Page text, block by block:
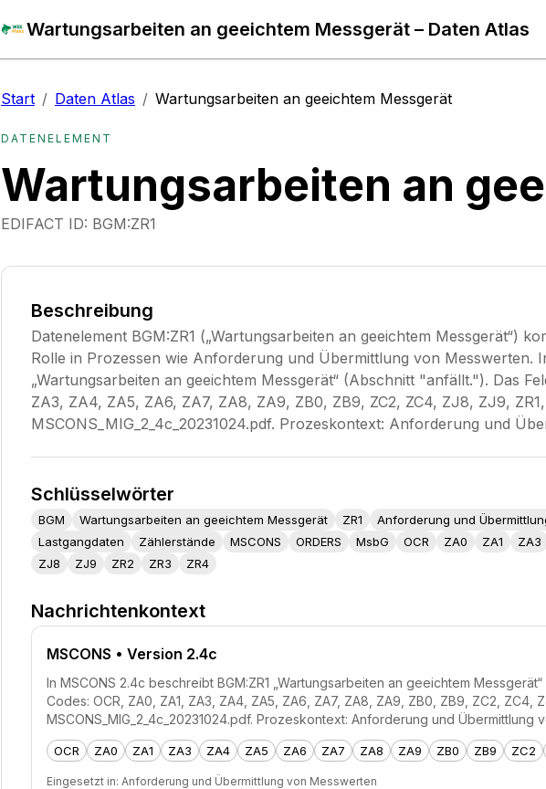
Wartungsarbeiten an geeichtem Messgerät – Daten Atlas
Start / Daten Atlas / Wartungsarbeiten an geeichtem Messgerät
DATENELEMENT
Wartungsarbeiten an
EDIFACT ID: BGM:ZR1
Beschreibung
Datenelement BGM:ZR1 („Wartungsarbeiten an geeichtem Messgerät“)
Rolle in Prozessen wie Anforderung und Übermittlung von Messwerten.
„Wartungsarbeiten an geeichtem Messgerät“ (Abschnitt "anfällt."). Das
ZA3, ZA4, ZA5, ZA6, ZA7, ZA8, ZA9, ZB0, ZB9, ZC2, ZC4, ZJ8, ZJ9,
MSCONS_MIG_2_4c_20231024.pdf. Prozeskontext: Anforderung und
Schlüsselwörter
BGM Wartungsarbeiten an geeichtem Messgerät ZR1 Anforderung und
Lastgangdaten
Zählerstände MSCONS ORDERS MsbG OCR ZA0 ZA1 ZA3
ZJ8
ZJ9 ZR2 ZR3 ZR4
Nachrichtenkontext
MSCONS • Version 2.4c
In MSCONS 2.4c beschreibt BGM:ZR1 „Wartungsarbeiten an geeichtem
Codes: OCR, ZA0, ZA1, ZA3, ZA4, ZA5, ZA6, ZA7, ZA8, ZA9, ZB0, ZB9, ZC2, ZC4,
MSCONS_MIG_2_4c_20231024.pdf. Prozeskontext: Anforderung und Übermittlung
OCR ZA0 ZA1 ZA3 ZA4 ZA5 ZA6 ZA7 ZA8 ZA9 ZB0 ZB9 ZC2
Eingesetzt in: Anforderung und Übermittlung von Messwerten